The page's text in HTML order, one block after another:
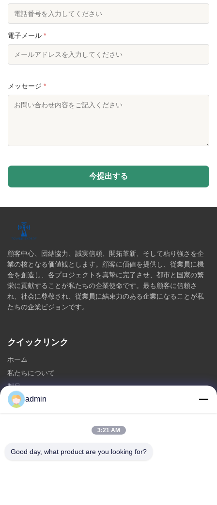
電子メール *
メッセージ *
今提出する
顧客中心、団結協力、誠実信頼、開拓革新、そして粘り強さを企
業の核となる価値観とします。顧客に価値を提供し、従業員に機
会を創造し、各プロジェクトを真摯に完了させ、都市と国家の繁
栄に貢献することが私たちの企業使命です。最も顧客に信頼さ
れ、社会に尊敬され、従業員に結束力のある企業になることが私
たちの企業ビジョンです。
クイックリンク
ホーム
私たちについて
製品
お問い合わせ
三角型アンテナ塔
admin
3:21 AM
Good day, what product are you looking for?